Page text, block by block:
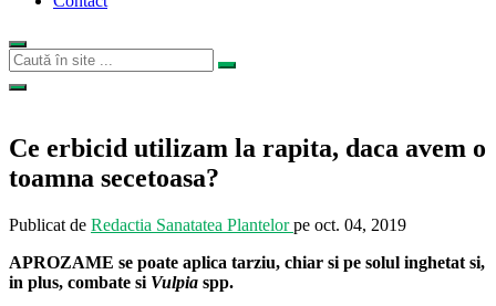
Ce erbicid utilizam la rapita, daca avem o
toamna secetoasa?
Publicat de Redactia Sanatatea Plantelorpe oct. 04, 2019
APROZAME se poate aplica tarziu, chiar si pe solul inghetat si,
in plus, combate si Vulpia spp.